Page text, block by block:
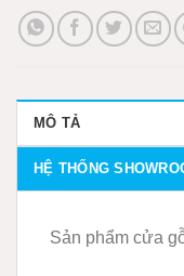
MÔ TẢ
HỆ THỐNG
Sản phẩm cửa